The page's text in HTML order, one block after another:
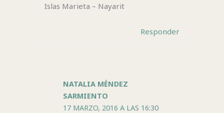
Islas Marieta – Nayarit
Responder
NATALIA MÉNDEZ
SARMIENTO
17 MARZO, 2016 A LAS 16:30